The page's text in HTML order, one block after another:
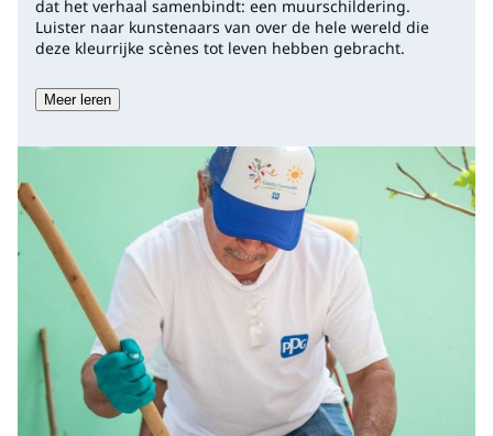
dat het verhaal samenbindt: een muurschildering.
Luister naar kunstenaars van over de hele wereld die
deze kleurrijke scènes tot leven hebben gebracht.
Meer leren